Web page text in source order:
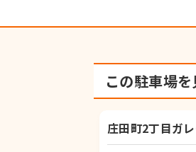
この駐車場
庄田町2丁目ガ